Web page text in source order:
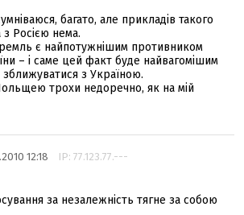
багато, але прикладів такого
з Росією нема.
є найпотужнішим противником
– і саме цей факт буде найвагомішим
з Україною.
трохи недоречно, як на мій
12:18 IP: 77.123.77.---
за незалежність тягне за собою